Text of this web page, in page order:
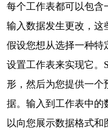
每个工作表都可以包含
输入数据发生更改，这
假设您想从选择一种特
设置工作表来实现它。
形，然后为您提供一个
据。输入到工作表中的
以向您展示数据格式和